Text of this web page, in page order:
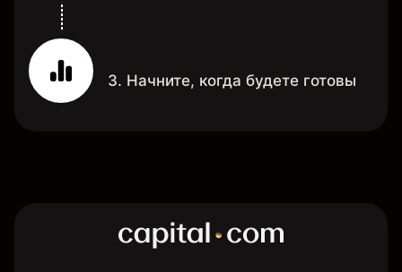
3. Начните, когда будете готовы